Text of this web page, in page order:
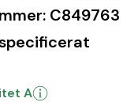
C849763
A